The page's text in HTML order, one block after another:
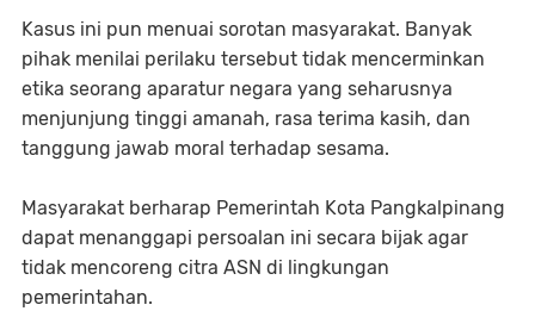
Kasus ini pun menuai sorotan masyarakat. Banyak
pihak menilai perilaku tersebut tidak mencerminkan
etika seorang aparatur negara yang seharusnya
menjunjung tinggi amanah, rasa terima kasih, dan
tanggung jawab moral terhadap sesama.
Masyarakat berharap Pemerintah Kota Pangkalpinang
dapat menanggapi persoalan ini secara bijak agar
tidak mencoreng citra ASN di lingkungan
pemerintahan.